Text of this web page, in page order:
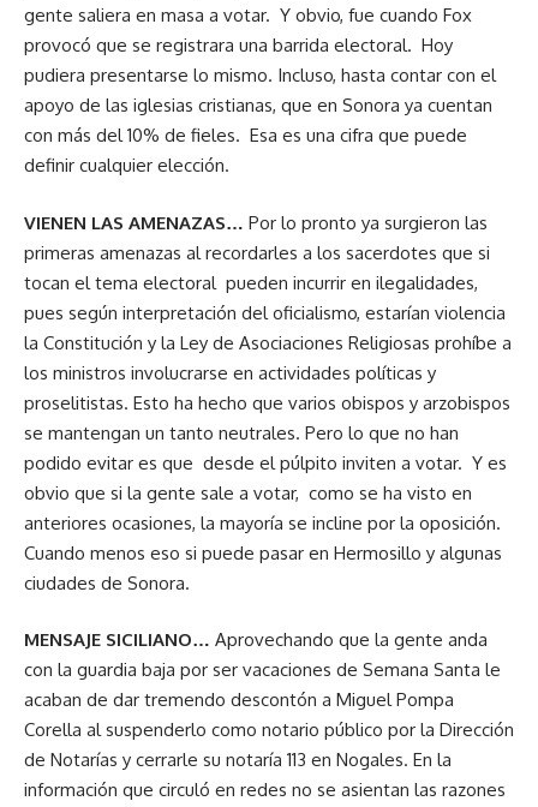
gente saliera en masa a votar. Y obvio, fue cuando Fox
provocó que se registrara una barrida electoral. Hoy
pudiera presentarse lo mismo. Incluso, hasta contar con el
apoyo de las iglesias cristianas, que en Sonora ya cuentan
con más del 10% de fieles. Esa es una cifra que puede
definir cualquier elección.
VIENEN LAS AMENAZAS… Por lo pronto ya surgieron las
primeras amenazas al recordarles a los sacerdotes que si
tocan el tema electoral pueden incurrir en ilegalidades,
pues según interpretación del oficialismo, estarían violencia
la Constitución y la Ley de Asociaciones Religiosas prohíbe a
los ministros involucrarse en actividades políticas y
proselitistas. Esto ha hecho que varios obispos y arzobispos
se mantengan un tanto neutrales. Pero lo que no han
podido evitar es que desde el púlpito inviten a votar. Y es
obvio que si la gente sale a votar, como se ha visto en
anteriores ocasiones, la mayoría se incline por la oposición.
Cuando menos eso si puede pasar en Hermosillo y algunas
ciudades de Sonora.
MENSAJE SICILIANO… Aprovechando que la gente anda
con la guardia baja por ser vacaciones de Semana Santa le
acaban de dar tremendo descontón a Miguel Pompa
Corella al suspenderlo como notario público por la Dirección
de Notarías y cerrarle su notaría 113 en Nogales. En la
información que circuló en redes no se asientan las razones